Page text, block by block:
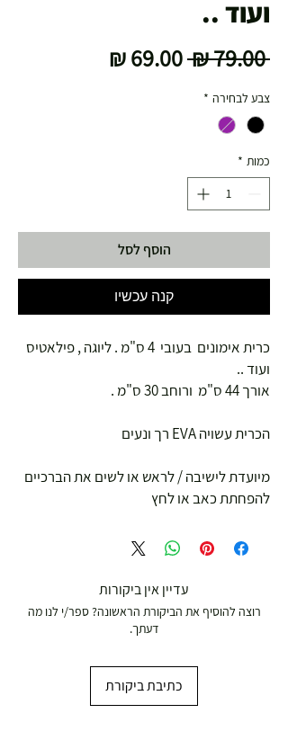
ועוד ..
‏79.00 ‏₪
מחיר
צבע לבחירה *
כמות *
הוסף לסל
קנה עכשיו
כרית אימונים בעובי 4 ס"מ . ליוגה , פילאטיס
ועוד ..
אורך 44 ס"מ ורוחב 30 ס"מ .
הכרית עשויה EVA רך ונעים
מיועדת לישיבה / לראש או לשים את הברכיים
להפחתת כאב או לחץ
עדיין אין ביקורות
רוצה להוסיף את הביקורת הראשונה? ספר/י לנו מה
דעתך.
כתיבת ביקורת